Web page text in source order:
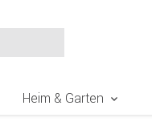
Heim & Garten